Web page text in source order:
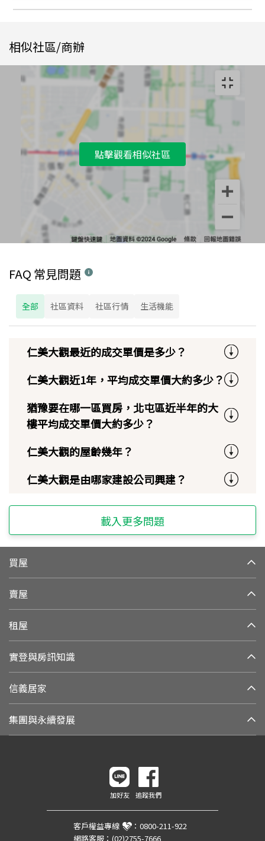
相似社區/商辦
點擊觀看相似社區
FAQ 常見問題
全部 社區資料 社區行情 生活機能
仁美大觀最近的成交單價是多少？
仁美大觀近1年，平均成交單價大約多少？
猶豫要在哪一區買房，北屯區近半年的大
樓平均成交單價大約多少？
仁美大觀的屋齡幾年？
仁美大觀是由哪家建設公司興建？
載入更多問題
買屋
賣屋
租屋
實登與房訊知識
信義居家
集團與永續發展
加好友 追蹤我們
客戶權益專線 ： 0800-211-922
網路客服： (02)2755-7666